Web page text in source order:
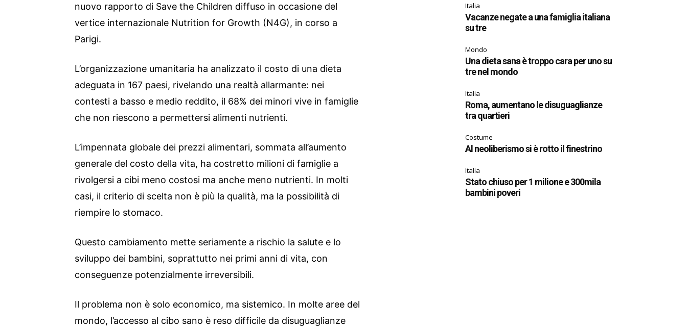
nuovo rapporto di Save the Children diffuso in occasione del
vertice internazionale Nutrition for Growth (N4G), in corso a
Parigi.
L’organizzazione umanitaria ha analizzato il costo di una dieta
adeguata in 167 paesi, rivelando una realtà allarmante: nei
contesti a basso e medio reddito, il 68% dei minori vive in famiglie
che non riescono a permettersi alimenti nutrienti.
L’impennata globale dei prezzi alimentari, sommata all’aumento
generale del costo della vita, ha costretto milioni di famiglie a
rivolgersi a cibi meno costosi ma anche meno nutrienti. In molti
casi, il criterio di scelta non è più la qualità, ma la possibilità di
riempire lo stomaco.
Questo cambiamento mette seriamente a rischio la salute e lo
sviluppo dei bambini, soprattutto nei primi anni di vita, con
conseguenze potenzialmente irreversibili.
Il problema non è solo economico, ma sistemico. In molte aree del
mondo, l’accesso al cibo sano è reso difficile da disuguaglianze
Italia
Vacanze negate a una famiglia italiana
su tre
Mondo
Una dieta sana è troppo cara per uno su
tre nel mondo
Italia
Roma, aumentano le disuguaglianze
tra quartieri
Costume
Al neoliberismo si è rotto il finestrino
Italia
Stato chiuso per 1 milione e 300mila
bambini poveri